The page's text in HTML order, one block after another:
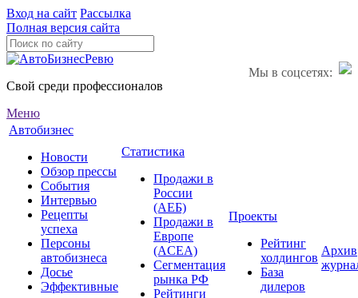
Вход на сайт Рассылка
Полная версия сайта
Мы в соцсетях:
Свой среди профессионалов
Меню
Автобизнес
Новости
Обзор прессы
События
Интервью
Рецепты
успеха
Персоны
автобизнеса
Досье
Эффективные
Статистика
Продажи в
России
(АЕБ)
Продажи в
Европе
(ACEA)
Сегментация
рынка РФ
Рейтинги
Проекты
Рейтинг
холдингов
База
дилеров
Архив